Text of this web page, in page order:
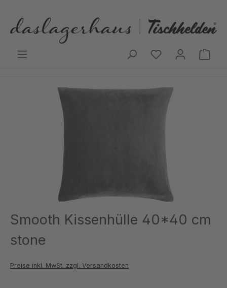
Bildergalerie überspringen
Smooth Kissenhülle 40*40 cm
stone
Preise inkl. MwSt. zzgl. Versandkosten